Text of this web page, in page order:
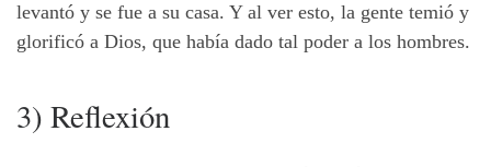
levantó y se fue a su casa. Y al ver esto, la gente temió y
glorificó a Dios, que había dado tal poder a los hombres.
3) Reflexión